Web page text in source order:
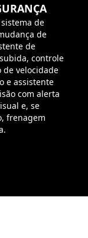
de
de
de
controle
de velocidade
e assistente
com alerta
e, se
frenagem